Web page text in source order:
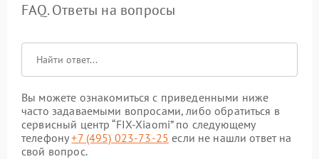
FAQ. Ответы на вопросы
Вы можете ознакомиться с приведенными ниже
часто задаваемыми вопросами, либо обратиться в
сервисный центр “FIX-Xiaomi” по следующему
телефону+7 (495) 023-73-25 если не нашли ответ на
свой вопрос.